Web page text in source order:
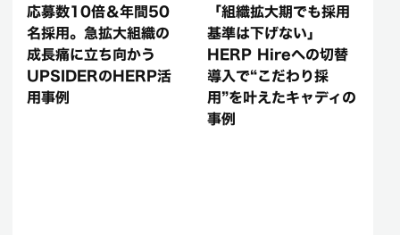
応募数10倍＆年間50
名採用。急拡大組織の
成長痛に立ち向かう
UPSIDERのHERP活
用事例
「組織拡大期でも採用
基準は下げない」
HERP Hireへの切替
導入で“こだわり採
用”を叶えたキャディの
事例